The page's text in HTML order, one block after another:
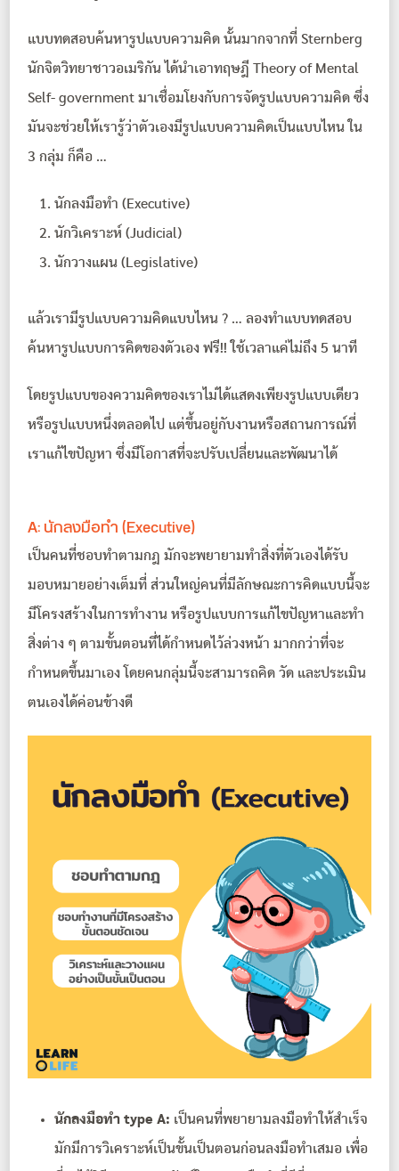
แบบทดสอบค้นหารูปแบบความคิด นั้นมากจากที่ Sternberg
นักจิตวิทยาชาวอเมริกัน ได้นำเอาทฤษฎี Theory of Mental
Self- government มาเชื่อมโยงกับการจัดรูปแบบความคิด ซึ่ง
มันจะช่วยให้เรารู้ว่าตัวเองมีรูปแบบความคิดเป็นแบบไหน ใน
3 กลุ่ม ก็คือ …
นักลงมือทํา (Executive)
นักวิเคราะห์ (Judicial)
นักวางแผน (Legislative)
แล้วเรามีรูปแบบความคิดแบบไหน ? … ลองทำแบบทดสอบ
ค้นหารูปแบบการคิดของตัวเอง ฟรี!! ใช้เวลาแค่ไม่ถึง 5 นาที
โดยรูปแบบของความคิดของเราไม่ได้แสดงเพียงรูปแบบเดียว
หรือรูปแบบหนึ่งตลอดไป แต่ขึ้นอยู่กับงานหรือสถานการณ์ที่
เราแก้ไขปัญหา ซึ่งมีโอกาสที่จะปรับเปลี่ยนและพัฒนาได้
A: นักลงมือทํา (Executive)
เป็นคนที่ชอบทำตามกฎ มักจะพยายามทำสิ่งที่ตัวเองได้รับ
มอบหมายอย่างเต็มที่ ส่วนใหญ่คนที่มีลักษณะการคิดแบบนี้จะ
มีโครงสร้างในการทำงาน หรือรูปแบบการแก้ไขปัญหาและทำ
สิ่งต่าง ๆ ตามขั้นตอนที่ได้กำหนดไว้ล่วงหน้า มากกว่าที่จะ
กำหนดขึ้นมาเอง โดยคนกลุ่มนี้จะสามารถคิด วัด และประเมิน
ตนเองได้ค่อนข้างดี
นักลงมือทำ type A: เป็นคนที่พยายามลงมือทำให้สำเร็จ
มักมีการวิเคราะห์เป็นขั้นเป็นตอนก่อนลงมือทำเสมอ เพื่อ